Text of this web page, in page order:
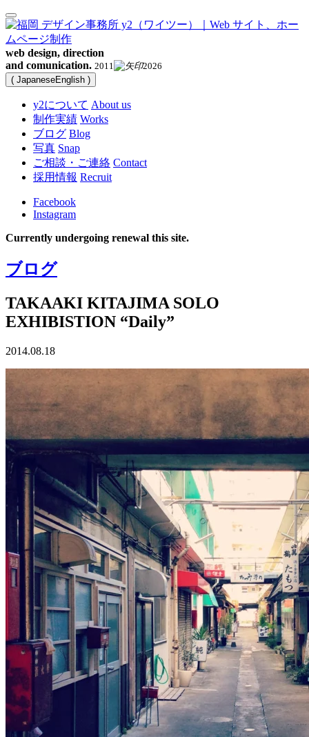
web design, direction
and comunication. 2011
2026
( JapaneseEnglish )
y2について About us
制作実績 Works
ブログ Blog
写真 Snap
ご相談・ご連絡 Contact
採用情報 Recruit
Facebook
Instagram
Currently undergoing renewal this site.
ブログ
TAKAAKI KITAJIMA SOLO
EXHIBISTION “Daily”
2014.08.18